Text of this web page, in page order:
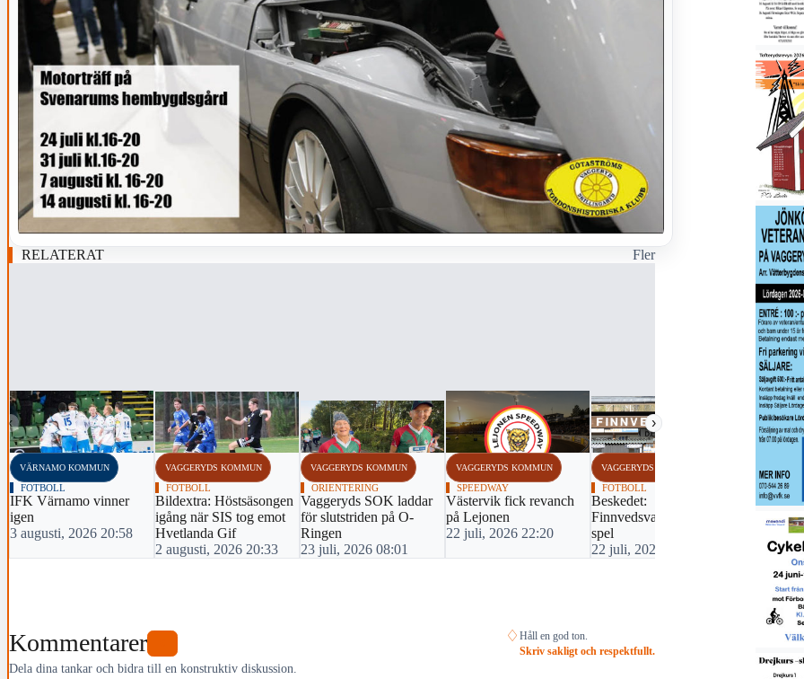
RELATERAT Fler
‹ ›
VÄRNAMO KOMMUN
FOTBOLL
IFK Värnamo vinner
igen
3 augusti, 2026 20:58
VAGGERYDS KOMMUN
FOTBOLL
Bildextra: Höstsäsongen
igång när SIS tog emot
Hvetlanda Gif
2 augusti, 2026 20:33
VAGGERYDS KOMMUN
ORIENTERING
Vaggeryds SOK laddar
för slutstriden på O-
Ringen
23 juli, 2026 08:01
VAGGERYDS KOMMUN
SPEEDWAY
Västervik fick revanch
på Lejonen
22 juli, 2026 22:20
VAGGERYDS KOMMUN
FOTBOLL
Beskedet:
Finnvedsvallen redo för
spel
22 juli, 2026 16:30
SPEEDWAY
Lejonen
21 juli,
Kommentarer
Dela dina tankar och bidra till en konstruktiv diskussion.
♢ Håll en god ton.
Skriv sakligt och respektfullt.